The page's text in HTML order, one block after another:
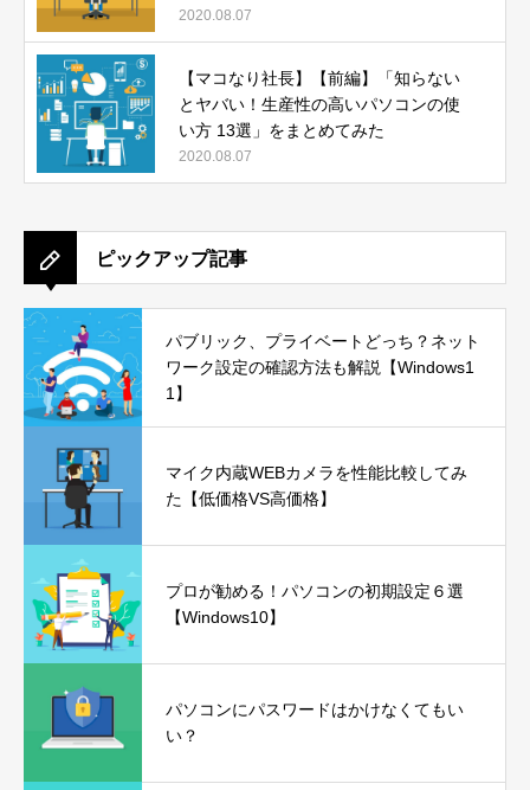
2020.08.07
【マコなり社長】【前編】「知らない
とヤバい！生産性の高いパソコンの使
い方 13選」をまとめてみた
2020.08.07
ピックアップ記事
パブリック、プライベートどっち？ネット
ワーク設定の確認方法も解説【Windows1
1】
マイク内蔵WEBカメラを性能比較してみ
た【低価格VS高価格】
プロが勧める！パソコンの初期設定６選
【Windows10】
パソコンにパスワードはかけなくてもい
い？